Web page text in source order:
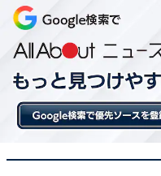
関係が面白いから（60